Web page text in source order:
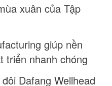
xuân của Tập
giúp nền
triển nhanh chóng
Dafang Wellhead